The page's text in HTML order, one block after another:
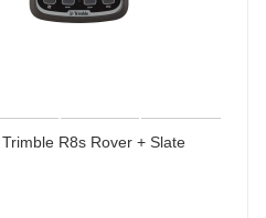
R8s Rover + Slate